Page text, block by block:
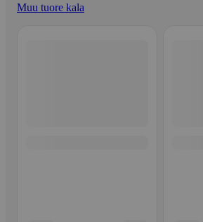
Muu tuore kala